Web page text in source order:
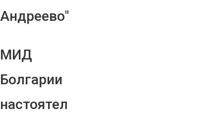
Андреево"
МИД
Болгарии
настоятел